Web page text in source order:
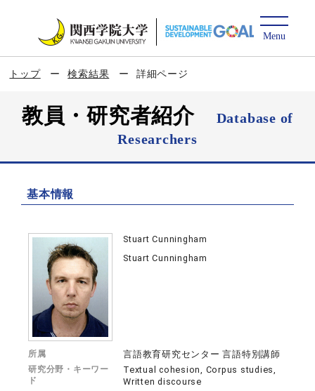
トップ 検索結果 詳細ページ
教員・研究者紹介
Database of
Researchers
基本情報
Stuart Cunningham
Stuart Cunningham
所属 言語教育研究センター 言語特別講師
研究分野・キーワー
ド
Textual cohesion, Corpus studies,
Written discourse